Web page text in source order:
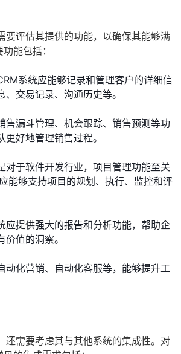
要评估其提供的功能，以确保其能够满
能包括：
系统应能够记录和管理客户的详细信
、交易记录、沟通历史等。
售漏斗管理、机会跟踪、销售预测等功
更好地管理销售过程。
对于软件开发行业，项目管理功能至关
能够支持项目的规划、执行、监控和评
应提供强大的报告和分析功能，帮助企
值的洞察。
动化营销、自动化客服等，能够提升工
还需要考虑其与其他系统的集成性。对